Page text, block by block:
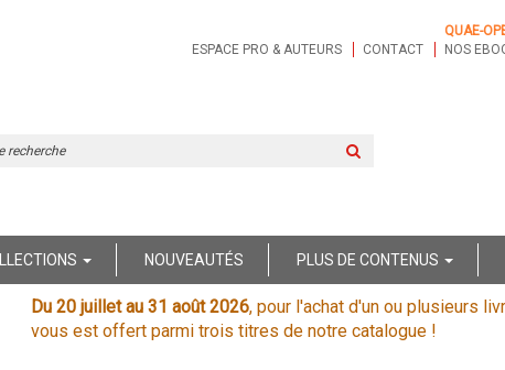
ESPACE PRO & AUTEURS CONTACT
QUAE-
NOS
NOUVEAUTÉS PLUS DE CONTENUS
Du 20 juillet au 31 août 2026, pour l'achat d'un ou plusieurs
vous est offert parmi trois titres de notre catalogue !